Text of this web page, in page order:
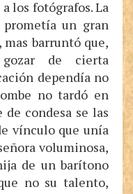
los fotógrafos. La
un gran
barruntó que,
de cierta
dependía no
no tardó en
condesa se las
vínculo que unía
voluminosa,
de un barítono
no su talento,